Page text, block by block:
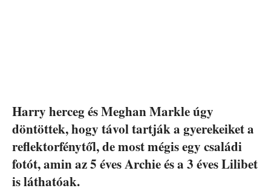
Harry herceg és Meghan Markle úgy
döntöttek, hogy távol tartják a gyerekeiket a
reflektorfénytől, de most mégis egy családi
fotót, amin az 5 éves Archie és a 3 éves Lilibet
is láthatóak.